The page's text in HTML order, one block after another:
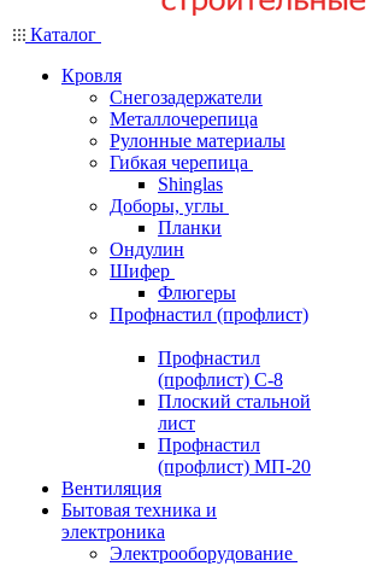
Каталог
Кровля
Снегозадержатели
Металлочерепица
Рулонные материалы
Гибкая черепица
Shinglas
Доборы, углы
Планки
Ондулин
Шифер
Флюгеры
Профнастил (профлист)
Профнастил
(профлист) С-8
Плоский стальной
лист
Профнастил
(профлист) МП-20
Вентиляция
Бытовая техника и
электроника
Электрооборудование